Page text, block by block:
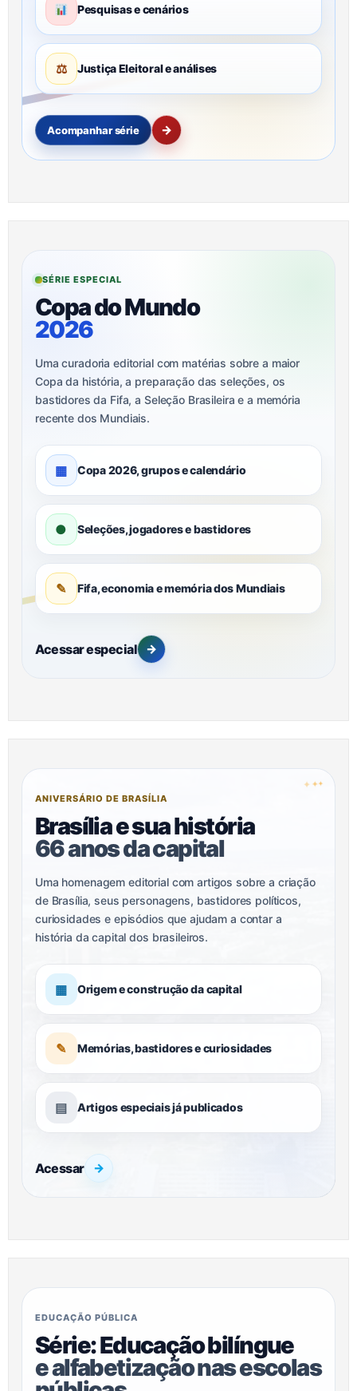
Pesquisas e cenários
⚖ Justiça Eleitoral e análises
Acompanhar série →
SÉRIE ESPECIAL
Copa do Mundo
2026
Uma curadoria editorial com matérias sobre a maior
Copa da história, a preparação das seleções, os
bastidores da Fifa, a Seleção Brasileira e a memória
recente dos Mundiais.
▦ Copa 2026, grupos e calendário
● Seleções, jogadores e bastidores
✎ Fifa, economia e memória dos Mundiais
Acessar especial →
✦ ✦✦
ANIVERSÁRIO DE BRASÍLIA
Brasília e sua história
66 anos da capital
Uma homenagem editorial com artigos sobre a criação
de Brasília, seus personagens, bastidores políticos,
curiosidades e episódios que ajudam a contar a
história da capital dos brasileiros.
▦ Origem e construção da capital
✎ Memórias, bastidores e curiosidades
▤ Artigos especiais já publicados
Acessar →
EDUCAÇÃO PÚBLICA
Série: Educação bilíngue
e alfabetização nas escolas